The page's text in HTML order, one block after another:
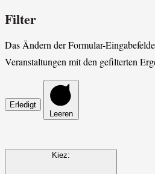
Filter
Das Ändern der Formular-
Veranstaltungen mit den gefilterten
Erledigt
Leeren
Kiez: